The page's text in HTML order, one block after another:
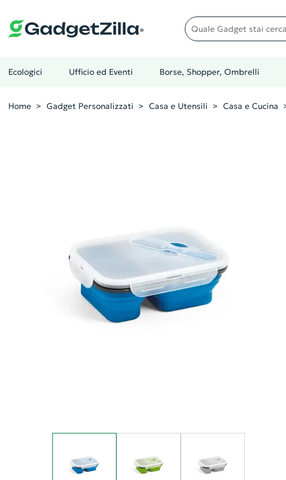
Quale gadget stai cercando?
Ecologici Ufficio ed Eventi Borse, Shopper, Ombrelli
Home Gadget Personalizzati Casa e Utensili Casa e Cucina